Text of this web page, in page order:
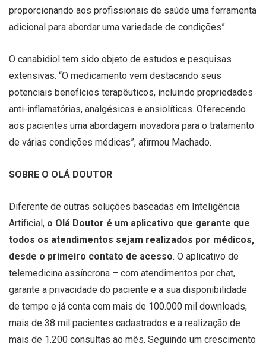
proporcionando aos profissionais de saúde uma ferramenta
adicional para abordar uma variedade de condições”.
O canabidiol tem sido objeto de estudos e pesquisas
extensivas. “O medicamento vem destacando seus
potenciais benefícios terapêuticos, incluindo propriedades
anti-inflamatórias, analgésicas e ansiolíticas. Oferecendo
aos pacientes uma abordagem inovadora para o tratamento
de várias condições médicas”, afirmou Machado.
SOBRE O OLÁ DOUTOR
Diferente de outras soluções baseadas em Inteligência
Artificial, o Olá Doutor é um aplicativo que garante que
todos os atendimentos sejam realizados por médicos,
desde o primeiro contato de acesso. O aplicativo de
telemedicina assíncrona – com atendimentos por chat,
garante a privacidade do paciente e a sua disponibilidade
de tempo e já conta com mais de 100.000 mil downloads,
mais de 38 mil pacientes cadastrados e a realização de
mais de 1.200 consultas ao mês. Seguindo um crescimento